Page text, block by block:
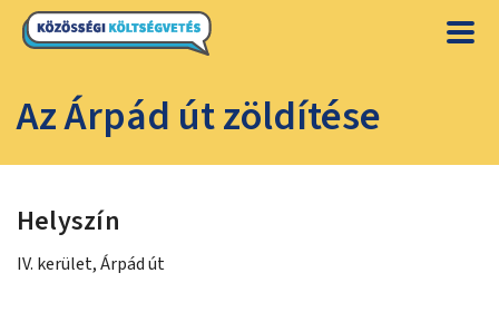
Az Árpád út zöldítése
Helyszín
IV. kerület, Árpád út